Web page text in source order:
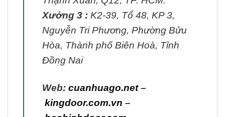
Xưởng 3 : K2-39, Tổ 48, KP 3,
Nguyễn Tri Phương, Phường Bửu
Hòa, Thành phố Biên Hoà, Tỉnh
Đồng Nai
Web: cuanhuago.net–
kingdoor.com.vn –